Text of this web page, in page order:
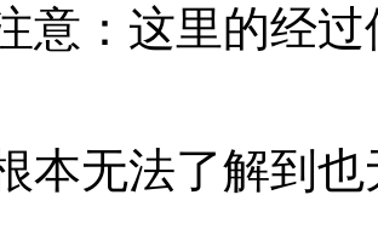
意：这里的经
本无法了解到